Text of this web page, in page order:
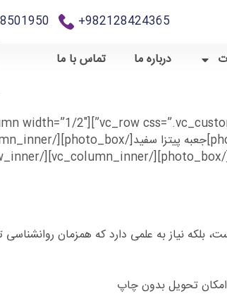
982128424365+
درباره ما
تماس با ما
نیاز به علمی دارد که همزمان روانشناسی
تحویل بدون چاپ